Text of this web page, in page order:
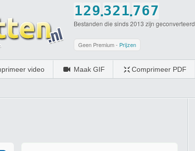
1
2
3
4
5
6
2
3
4
5
6
7
9
0
.3
4
5
6
7
8
2
3
4
5
6
7
1
2
3
4
5
6
.7
8
9
0
6
7
9
0
7
8
0
Bestanden die sinds 2013 zijn geconverteerd
Geen Premium - Prijzen
video Maak GIF Comprimeer PDF